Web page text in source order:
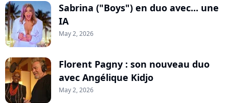
Sabrina ("Boys") en duo avec... une
IA
May 2, 2026
Florent Pagny : son nouveau duo
avec Angélique Kidjo
May 2, 2026